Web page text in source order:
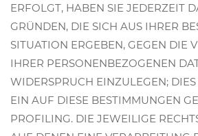
ERFOLGT, HABEN SIE JEDERZEIT
GRÜNDEN, DIE SICH AUS IHRER
SITUATION ERGEBEN, GEGEN DIE
IHRER PERSONENBEZOGENEN
WIDERSPRUCH EINZULEGEN;
EIN AUF DIESE BESTIMMUNGEN
PROFILING. DIE JEWEILIGE